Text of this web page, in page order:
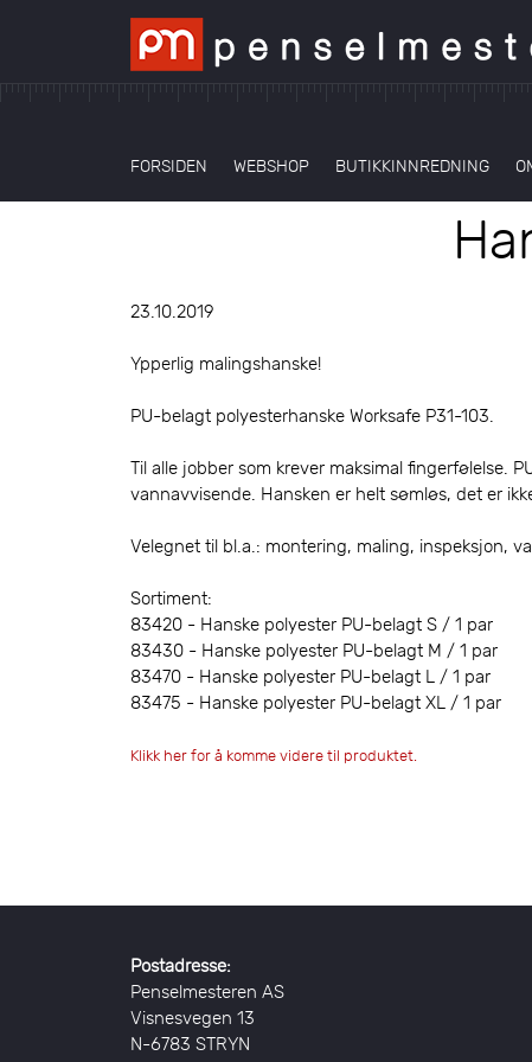
FORSIDEN WEBSHOP BUTIKKINNREDNING
23.10.2019
Ypperlig malingshanske!
PU-belagt polyesterhanske Worksafe P31-103.
Til alle jobber som krever maksimal fingerfølelse.
vannavvisende. Hansken er helt sømløs, det er
Velegnet til bl.a.: montering, maling, inspeksjon,
Sortiment:
83420 - Hanske polyester PU-belagt S / 1 par
83430 - Hanske polyester PU-belagt M / 1 par
83470 - Hanske polyester PU-belagt L / 1 par
83475 - Hanske polyester PU-belagt XL / 1 par
Klikk her for å komme videre til produktet.
Postadresse:
Penselmesteren AS
Visnesvegen 13
N-6783 STRYN